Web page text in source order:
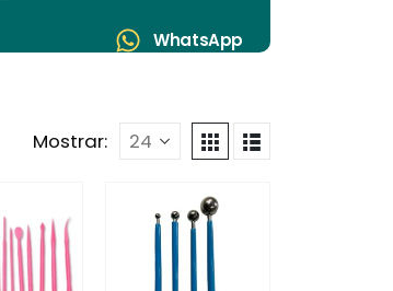
WhatsApp
Mostrar: